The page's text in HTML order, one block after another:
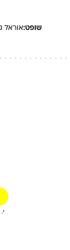
שופט:אוראל
י.